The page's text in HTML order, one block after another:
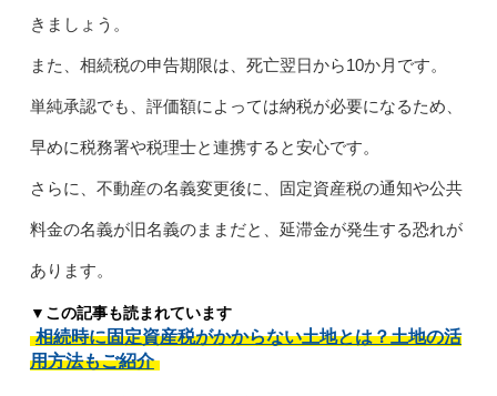
きましょう。
また、相続税の申告期限は、死亡翌日から10か月です。
単純承認でも、評価額によっては納税が必要になるため、
早めに税務署や税理士と連携すると安心です。
さらに、不動産の名義変更後に、固定資産税の通知や公共
料金の名義が旧名義のままだと、延滞金が発生する恐れが
あります。
▼この記事も読まれています
相続時に固定資産税がかからない土地とは？土地の活
用方法もご紹介